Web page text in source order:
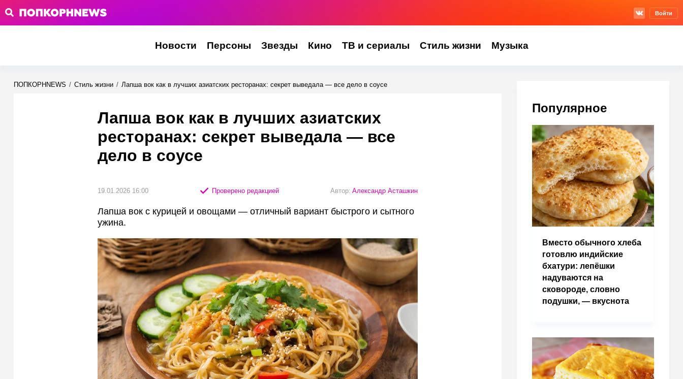
Войти
Новости Персоны Звезды Кино ТВ и сериалы Стиль жизни Музыка
ПОПКОРНNEWS / Стиль жизни / Лапша вок как в лучших азиатских ресторанах: секрет выведала — все дело в соусе
Лапша вок как в лучших азиатских
ресторанах: секрет выведала — все
дело в соусе
19.01.2026 16:00 Проверено редакцией Автор: Александр Асташкин
Лапша вок с курицей и овощами — отличный вариант быстрого и сытного
ужина.
Популярное
Вместо обычного хлеба
готовлю индийские
бхатури: лепёшки
надуваются на
сковороде, словно
подушки, — вкуснота